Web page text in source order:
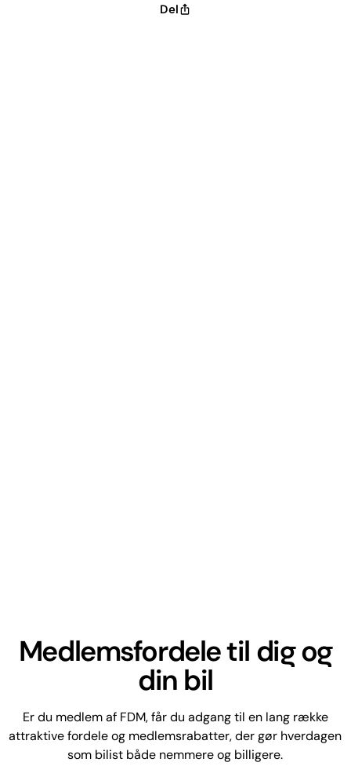
Del
Medlemsfordele til dig og
din bil
Er du medlem af FDM, får du adgang til en lang række
attraktive fordele og medlemsrabatter, der gør hverdagen
som bilist både nemmere og billigere.